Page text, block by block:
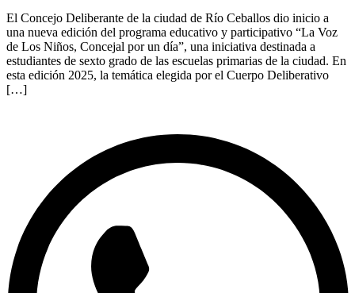
El Concejo Deliberante de la ciudad de Río Ceballos dio inicio a
una nueva edición del programa educativo y participativo “La Voz
de Los Niños, Concejal por un día”, una iniciativa destinada a
estudiantes de sexto grado de las escuelas primarias de la ciudad. En
esta edición 2025, la temática elegida por el Cuerpo Deliberativo
[…]